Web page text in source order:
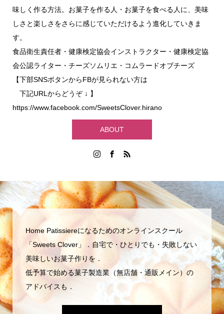
味しく作る方法。お菓子を作る人・お菓子を食べる人に、美味
しさと楽しさをさらに感じていただけるよう進化していきま
す。
食品衛生責任者・健康検定協会インストラクター・健康検定協
会公認ライター・チーズソムリエ・コムラードオブチーズ
【下部SNSボタンからFBが見られない方は
下記URLからどうぞ ↓ 】
https://www.facebook.com/SweetsClover.hirano
ABOUT
Home Patissiereになるためのオンラインスクール
「Sweets Clover」．自宅で・ひとりでも・失敗しない
美味しいお菓子作りを．
低予算で始める菓子製造業（無店舗・通販メイン）の
アドバイスも．